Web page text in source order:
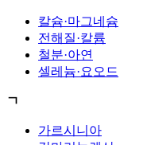
칼슘·마그네슘
전해질·칼륨
철분·아연
셀레늄·요오드
ㄱ
가르시니아